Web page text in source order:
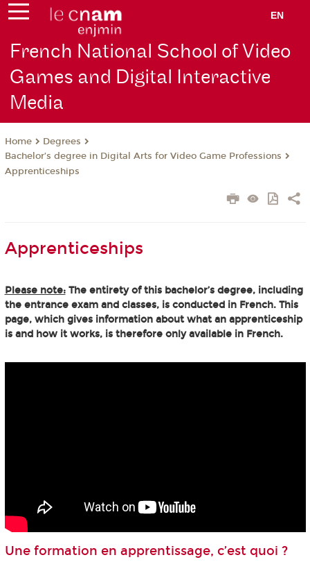
EN
French National School of Video
Games and Digital Interactive
Media
Home
Degrees
Bachelor’s degree in Digital Arts for Video Game Professions
Apprenticeships
Apprenticeships
Please note:The entirety of this bachelor’s degree, including
the entrance exam and classes, is conducted in French. This
page, which gives information about what an apprenticeship
is and how it works, is therefore only available in French.
Une formation en apprentissage, c’est quoi ?